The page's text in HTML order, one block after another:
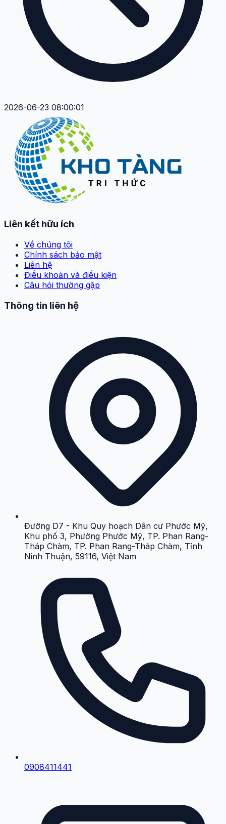
2026-06-23 08:00:01
Liên kết hữu ích
Về chúng tôi
Chính sách bảo mật
Liên hệ
Điều khoản và điều kiện
Câu hỏi thường gặp
Thông tin liên hệ
Đường D7 - Khu Quy hoạch Dân cư Phước Mỹ,
Khu phố 3, Phường Phước Mỹ, TP. Phan Rang-
Tháp Chàm, TP. Phan Rang-Tháp Chàm, Tỉnh
Ninh Thuận, 59116, Việt Nam
0908411441